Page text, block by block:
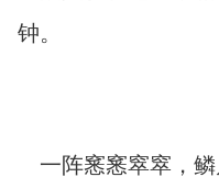
钟。
一阵窸窸窣窣，鳞